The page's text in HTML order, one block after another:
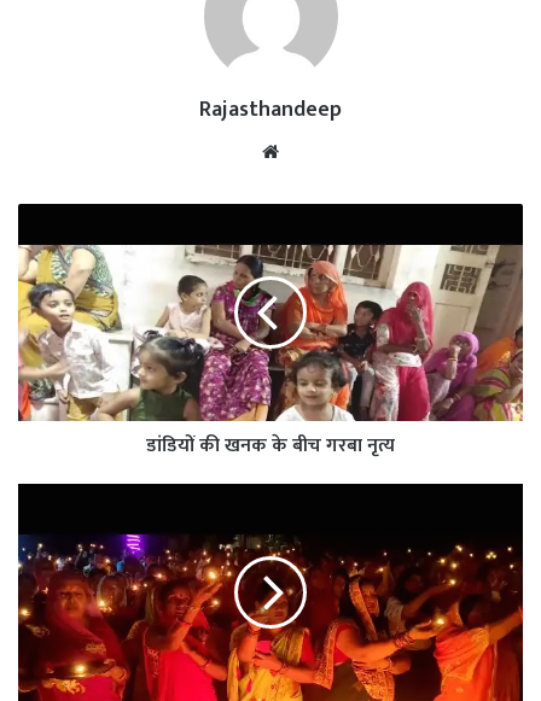
Rajasthandeep
डांडियों की खनक के बीच गरबा नृत्य